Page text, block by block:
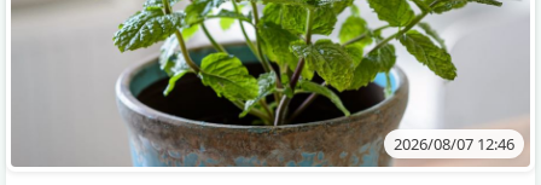
2026/08/07 12:46